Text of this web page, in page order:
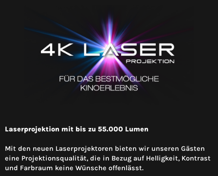
Laserprojektion mit bis zu 55.000 Lumen
Mit den neuen Laserprojektoren bieten wir unseren Gästen
eine Projektionsqualität, die in Bezug auf Helligkeit, Kontrast
und Farbraum keine Wünsche offenlässt.